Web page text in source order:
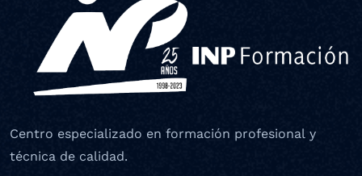
Centro especializado en formación profesional y
técnica de calidad.